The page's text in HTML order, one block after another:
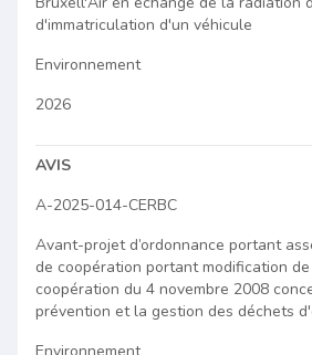
d'immatriculation d'un véhicule
Environnement
2026
Document PDF
AVIS
A-2025-014-CERBC
Avant-projet d’ordonnance portant
de coopération portant modification de
coopération du 4 novembre 2008
prévention et la gestion des déchets